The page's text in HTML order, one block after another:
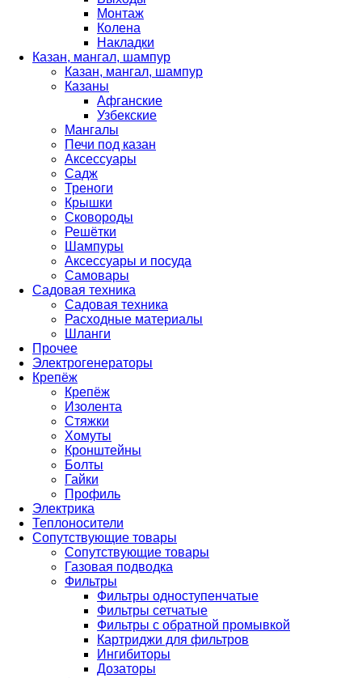
Монтаж
Колена
Накладки
Казан, мангал, шампур
Казан, мангал, шампур
Казаны
Афганские
Узбекские
Мангалы
Печи под казан
Аксессуары
Садж
Треноги
Крышки
Сковороды
Решётки
Шампуры
Аксессуары и посуда
Самовары
Садовая техника
Садовая техника
Расходные материалы
Шланги
Прочее
Электрогенераторы
Крепёж
Крепёж
Изолента
Стяжки
Хомуты
Кронштейны
Болты
Гайки
Профиль
Электрика
Теплоносители
Сопутствующие товары
Сопутствующие товары
Газовая подводка
Фильтры
Фильтры одноступенчатые
Фильтры сетчатые
Фильтры с обратной промывкой
Картриджи для фильтров
Ингибиторы
Дозаторы